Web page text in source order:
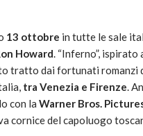
13 ottobre in tutte le sale
Howard. “Inferno”,
tratto dai fortunati romanzi
tra Venezia e Firenze.
con la Warner Bros.
cornice del capoluogo
quale
prato
784 god